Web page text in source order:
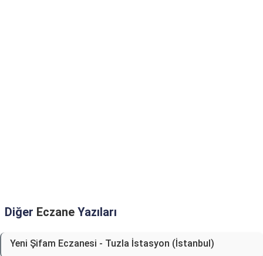
Diğer Eczane Yazıları
Yeni Şifam Eczanesi - Tuzla İstasyon (İstanbul)